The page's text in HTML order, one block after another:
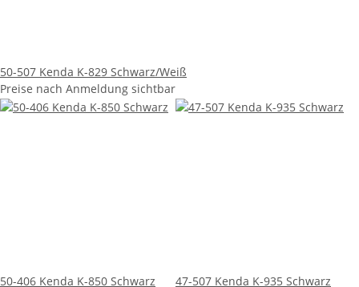
50-507 Kenda K-829 Schwarz/Weiß
Preise nach Anmeldung sichtbar
50-406 Kenda K-850 Schwarz 47-507 Kenda K-935 Schwarz